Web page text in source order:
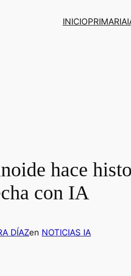
INICIOPRIMARIA
hace
con IA
DÍAZen NOTICIAS IA